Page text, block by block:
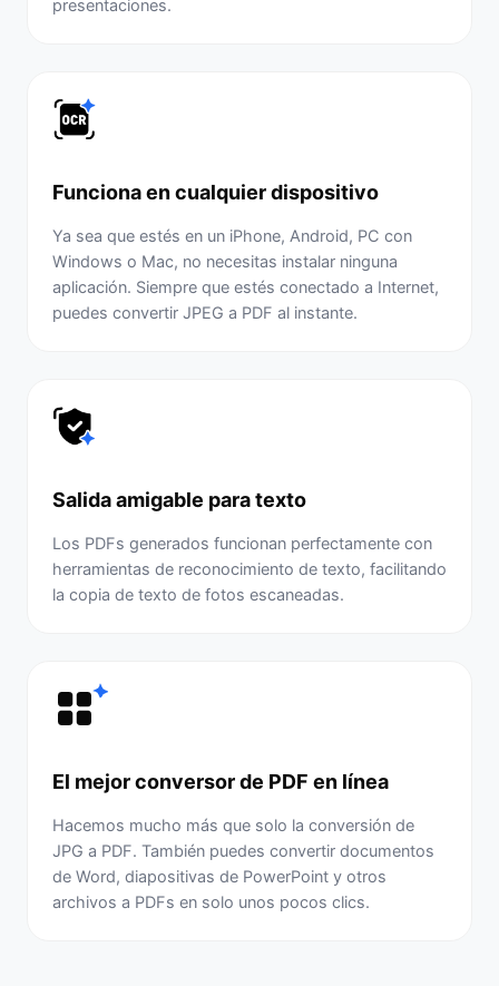
presentaciones.
Funciona en cualquier dispositivo
Ya sea que estés en un iPhone, Android, PC con
Windows o Mac, no necesitas instalar ninguna
aplicación. Siempre que estés conectado a Internet,
puedes convertir JPEG a PDF al instante.
Salida amigable para texto
Los PDFs generados funcionan perfectamente con
herramientas de reconocimiento de texto, facilitando
la copia de texto de fotos escaneadas.
El mejor conversor de PDF en línea
Hacemos mucho más que solo la conversión de
JPG a PDF. También puedes convertir documentos
de Word, diapositivas de PowerPoint y otros
archivos a PDFs en solo unos pocos clics.